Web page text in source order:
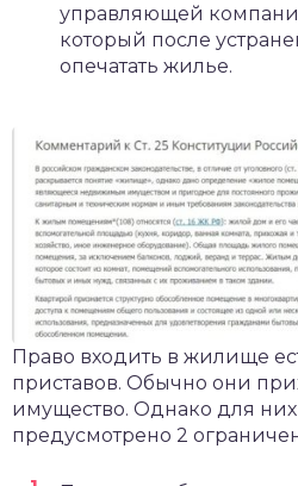
управляющей
который после
опечатать жилье.
Право входить в жилище
приставов. Обычно они
имущество. Однако для них
предусмотрено 2